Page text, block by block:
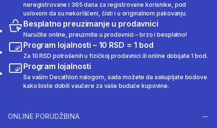
neregistrovane i 365 dana za registrovane korisnike, pod
uslovom da su nekorišćeni, čisti i u originalnom pakovanju.
Besplatno preuzimanje u prodavnici
Naručite online, preuzmite u prodavnici – brzo i besplatno!
Program lojalnosti – 10 RSD = 1 bod
Za 10 RSD potrošenih u fizičkoj prodavnici ili online dobijate 1 bod.
Program lojalnosti
Sa vašim Decathlon nalogom, sada možete da sakupljate bodove
kako biste dobili vaučere za vaše buduće kupovine.
ONLINE PORUDŽBINA